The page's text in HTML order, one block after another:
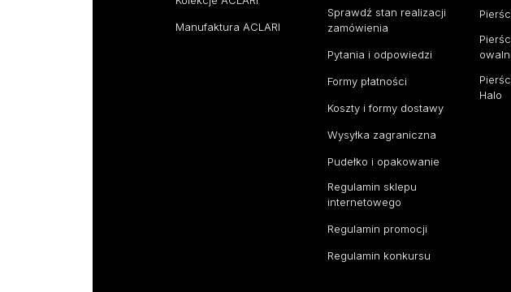
Manufaktura ACLARI
Sprawdź stan realizacji
zamówienia
Pytania i odpowiedzi
Formy płatności
Koszty i formy dostawy
Wysyłka zagraniczna
Pudełko i opakowanie
Regulamin sklepu
internetowego
Regulamin promocji
Regulamin konkursu
Halo